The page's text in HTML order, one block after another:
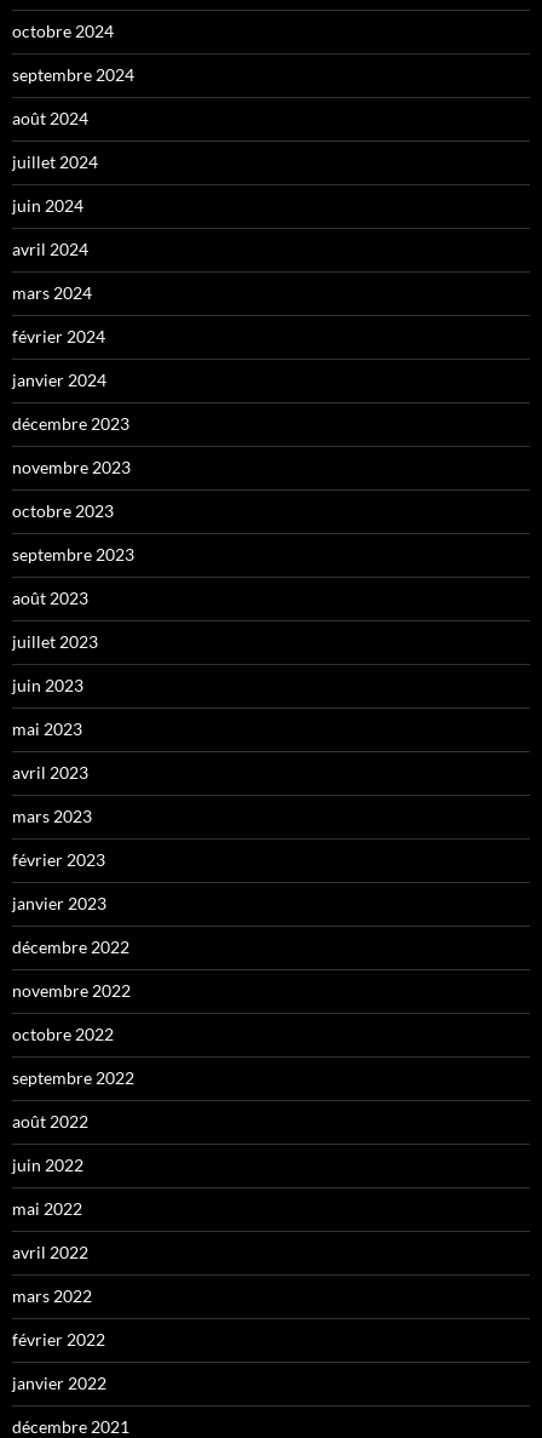
octobre 2024
septembre 2024
août 2024
juillet 2024
juin 2024
avril 2024
mars 2024
février 2024
janvier 2024
décembre 2023
novembre 2023
octobre 2023
septembre 2023
août 2023
juillet 2023
juin 2023
mai 2023
avril 2023
mars 2023
février 2023
janvier 2023
décembre 2022
novembre 2022
octobre 2022
septembre 2022
août 2022
juin 2022
mai 2022
avril 2022
mars 2022
février 2022
janvier 2022
décembre 2021